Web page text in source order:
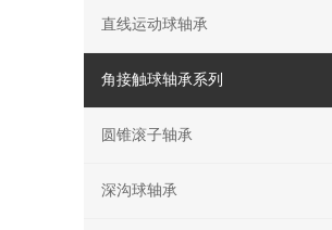
直线运动球轴承
角接触球轴承系列
圆锥滚子轴承
深沟球轴承